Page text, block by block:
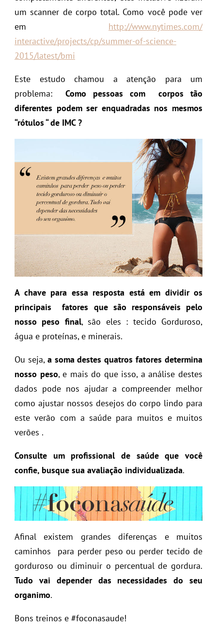
um scanner de corpo total. Como você pode ver
em http://www.nytimes.com/
interactive/projects/cp/summer-of-science-
2015/latest/bmi
Este estudo chamou a atenção para um
problema:Como pessoas com corpos tão
diferentes podem ser enquadradas nos mesmos
“rótulos “ de IMC ?
A chave para essa resposta está em dividir os
principais fatores que são responsáveis pelo
nosso peso final, são eles : tecido Gorduroso,
água e proteínas, e minerais.
Ou seja, a soma destes quatros fatores determina
nosso peso, e mais do que isso, a análise destes
dados pode nos ajudar a compreender melhor
como ajustar nossos desejos do corpo lindo para
este verão com a saúde para muitos e muitos
verões .
Consulte um profissional de saúde que você
confie, busque sua avaliação individualizada.
Afinal existem grandes diferenças e muitos
caminhos para perder peso ou perder tecido de
gorduroso ou diminuir o percentual de gordura.
Tudo vai depender das necessidades do seu
organimo.
Bons treinos e #foconasaude!